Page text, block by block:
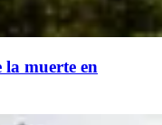
muerte en